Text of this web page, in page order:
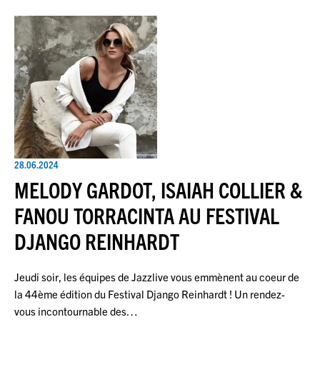
28.06.2024
MELODY GARDOT, ISAIAH COLLIER &
FANOU TORRACINTA AU FESTIVAL
DJANGO REINHARDT
Jeudi soir, les équipes de Jazzlive vous emmènent au coeur de
la 44ème édition du Festival Django Reinhardt ! Un rendez-
vous incontournable des…